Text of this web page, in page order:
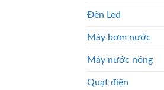
Đèn Led
Máy bơm nước
Máy nước nóng
Quạt điện